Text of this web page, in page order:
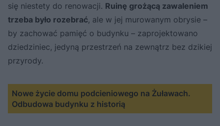
się niestety do renowacji. Ruinę grożącą zawaleniem
trzeba było rozebrać, ale w jej murowanym obrysie –
by zachować pamięć o budynku – zaprojektowano
dziedziniec, jedyną przestrzeń na zewnątrz bez dzikiej
przyrody.
Nowe życie domu podcieniowego na Żuławach.
Odbudowa budynku z historią